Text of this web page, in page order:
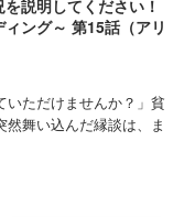
説明してください！
ング～ 第15話（アリ
いただけませんか？」貧
舞い込んだ縁談は、ま